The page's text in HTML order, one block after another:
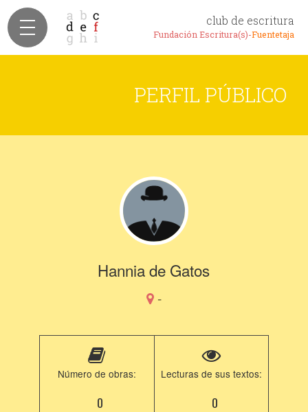
club de escritura
Fundación Escritura(s)-Fuentetaja
PERFIL PÚBLICO
Hannia de Gatos
-
Número de obras:
0
Lecturas de sus textos:
0